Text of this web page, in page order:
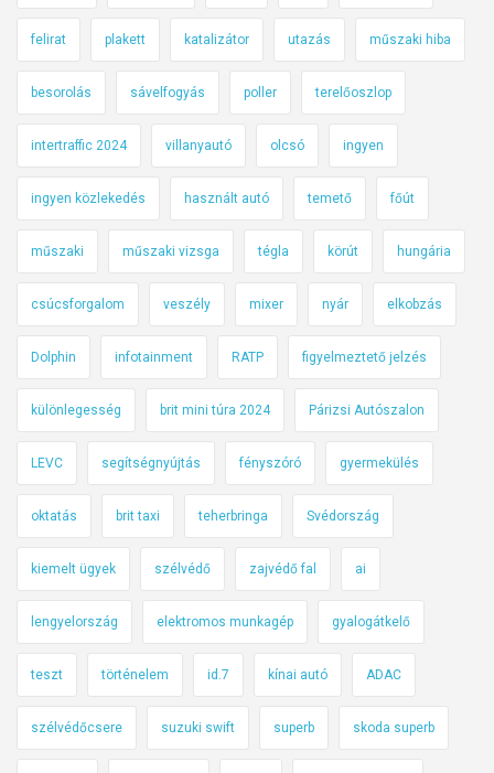
felirat plakett katalizátor utazás műszaki hiba
besorolás sávelfogyás poller terelőoszlop
intertraffic 2024 villanyautó olcsó ingyen
ingyen közlekedés használt autó temető főút
műszaki műszaki vizsga tégla körút hungária
csúcsforgalom veszély mixer nyár elkobzás
Dolphin infotainment RATP figyelmeztető jelzés
különlegesség brit mini túra 2024 Párizsi Autószalon
LEVC segítségnyújtás fényszóró gyermekülés
oktatás brit taxi teherbringa Svédország
kiemelt ügyek szélvédő zajvédő fal ai
lengyelország elektromos munkagép gyalogátkelő
teszt történelem id.7 kínai autó ADAC
szélvédőcsere suzuki swift superb skoda superb